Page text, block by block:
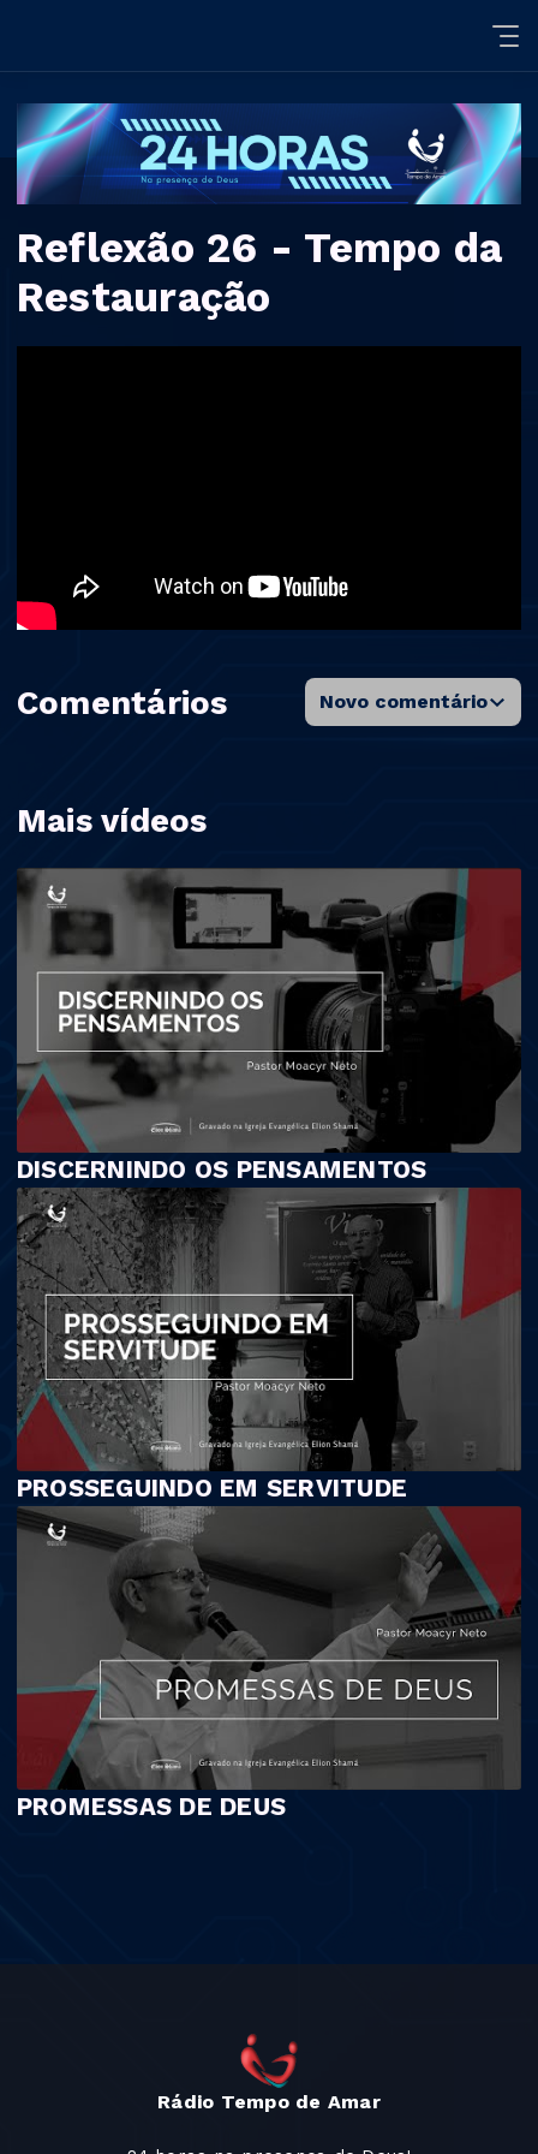
Reflexão 26 - Tempo da
Restauração
Mais vídeos
DISCERNINDO OS PENSAMENTOS
PROSSEGUINDO EM SERVITUDE
PROMESSAS DE DEUS
Comentários Novo comentário
Rádio Tempo de Amar